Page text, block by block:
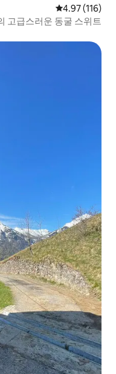
평점 4.97점(5
4.97 (116)
고급스러운 동굴 스위트